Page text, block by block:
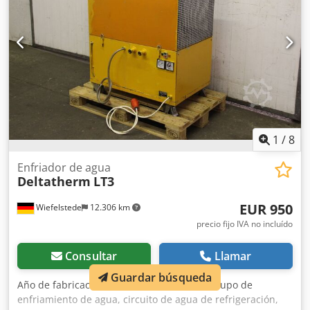
1 /8
Wiefelstede 12.306 km
Enfriador de agua
Deltatherm LT3
EUR 950
precio fijo IVA no incluído
Consultar Llamar
Año de fabricación: 1984, Estado:usado, Grupo de
enfriamiento de agua, circuito de agua de refrigeración,
Guardar búsqueda